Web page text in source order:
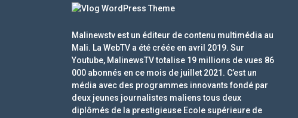
Malinewstv est un éditeur de contenu multimédia au
Mali. La WebTV a été créée en avril 2019. Sur
Youtube, MalinewsTV totalise 19 millions de vues 86
000 abonnés en ce mois de juillet 2021. C’est un
média avec des programmes innovants fondé par
deux jeunes journalistes maliens tous deux
diplômés de la prestigieuse Ecole supérieure de